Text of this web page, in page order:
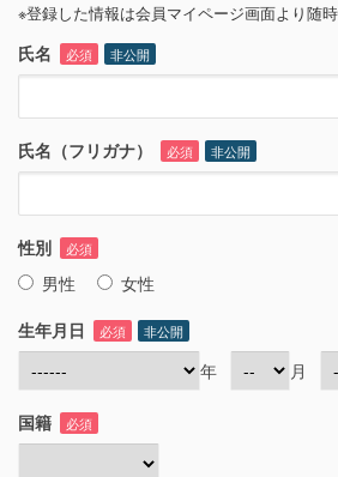
※登録した情報は会員マイページ画面より随時
氏名 必須 非公開
氏名（フリガナ） 必須 非公開
性別 必須
男性
女性
生年月日
必須 非公開
年 月
国籍 必須